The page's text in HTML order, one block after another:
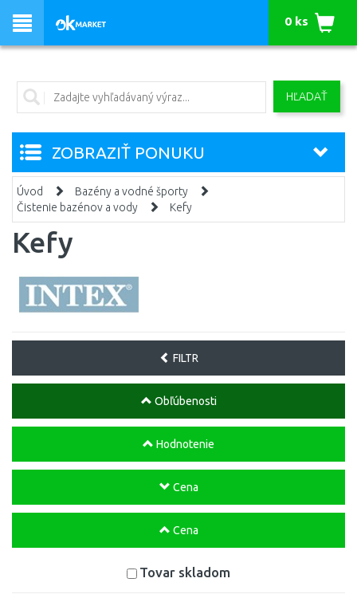
HĽADAŤ
0 ks
ZOBRAZIŤ PONUKU
Úvod
Bazény a vodné športy
Čistenie bazénov a vody
Kefy
Kefy
FILTR
Obľúbenosti
Hodnotenie
Cena
Cena
Tovar skladom